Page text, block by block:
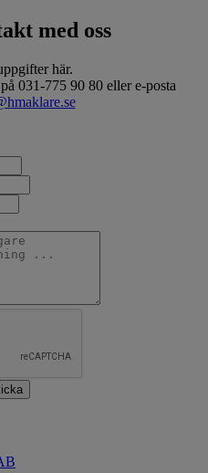
med oss
här.
031-775 90 80 eller e-posta